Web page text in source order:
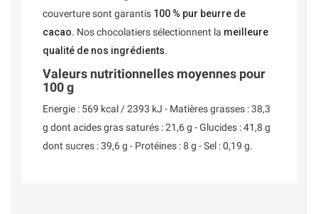
couverture sont garantis 100 % pur beurre de
cacao. Nos chocolatiers sélectionnent la meilleure
qualité de nos ingrédients.
Valeurs nutritionnelles moyennes pour
100 g
Energie : 569 kcal / 2393 kJ - Matières grasses : 38,3
g dont acides gras saturés : 21,6 g - Glucides : 41,8 g
dont sucres : 39,6 g - Protéines : 8 g - Sel : 0,19 g.